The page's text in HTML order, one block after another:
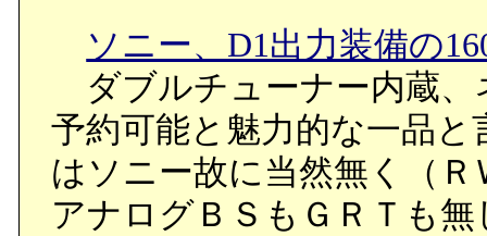
ソニー、D1出力装備の
ダブルチューナー内蔵、
予約可能と魅力的な一品
はソニー故に当然無く（
アナログＢＳもＧＲＴも